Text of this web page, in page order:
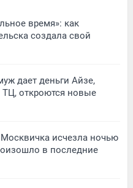
время»: как
создала свой
дает деньги Айзе,
ТЦ, откроются новые
Москвичка исчезла ночью
в последние